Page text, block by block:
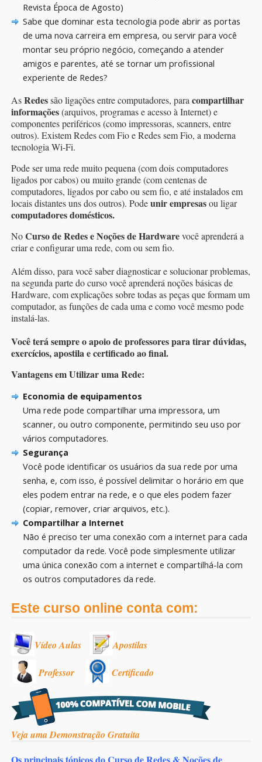
Revista Época de Agosto)
Sabe que dominar esta tecnologia pode abrir as portas
de uma nova carreira em empresa, ou servir para você
montar seu próprio negócio, começando a atender
amigos e parentes, até se tornar um profissional
experiente de Redes?
AsRedessão ligações entre computadores, para compartilhar
informações(arquivos, programas e acesso à Internet) e
componentes periféricos (como impressoras, scanners, entre
outros). Existem Redes com Fio e Redes sem Fio, a moderna
tecnologia Wi-Fi.
Pode ser uma rede muito pequena (com dois computadores
ligados por cabos) ou muito grande (com centenas de
computadores, ligados por cabo ou sem fio, e até instalados em
locais distantes uns dos outros). Podeunir empresasou ligar
computadores domésticos.
NoCurso de Redes e Noções de Hardwarevocê aprenderá a
criar e configurar uma rede, com ou sem fio.
Além disso, para você saber diagnosticar e solucionar problemas,
na segunda parte do curso você aprenderá noções básicas de
Hardware, com explicações sobre todas as peças que formam um
computador, as funções de cada uma e como você mesmo pode
instalá-las.
Você terá sempre o apoio de professores para tirar dúvidas,
exercícios, apostila e certificado ao final.
Vantagens em Utilizar uma Rede:
Economia de equipamentos
Uma rede pode compartilhar uma impressora, um
scanner, ou outro componente, permitindo seu uso por
vários computadores.
Segurança
Você pode identificar os usuários da sua rede por uma
senha, e, com isso, é possível delimitar o horário em que
eles podem entrar na rede, e o que eles podem fazer
(copiar, remover, criar arquivos, etc.).
Compartilhar a Internet
Não é preciso ter uma conexão com a internet para cada
computador da rede. Você pode simplesmente utilizar
uma única conexão com a internet e compartilhá-la com
os outros computadores da rede.
Este curso online conta com:
Vídeo Aulas Apostilas
Professor Certificado
Veja uma Demonstração Gratuita